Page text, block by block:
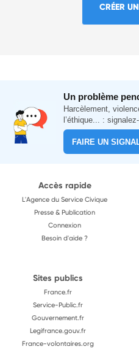
CRÉER
Un problème
Harcèlement,
l’éthique... :
FAIRE UN
Accès rapide
L'Agence du Service Civique
Presse & Publication
Connexion
Besoin d'aide ?
Sites publics
France.fr
Service-Public.fr
Gouvernement.fr
Legifrance.gouv.fr
France-volontaires.org